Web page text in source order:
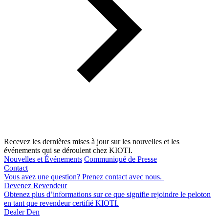
Recevez les dernières mises à jour sur les nouvelles et les
événements qui se déroulent chez KIOTI.
Nouvelles et Événements Communiqué de Presse
Contact
Vous avez une question? Prenez contact avec nous.
Devenez Revendeur
Obtenez plus d’informations sur ce que signifie rejoindre le peloton
en tant que revendeur certifié KIOTI.
Dealer Den